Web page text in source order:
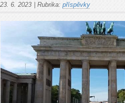
23. 6. 2023 Rubrika: příspěvky